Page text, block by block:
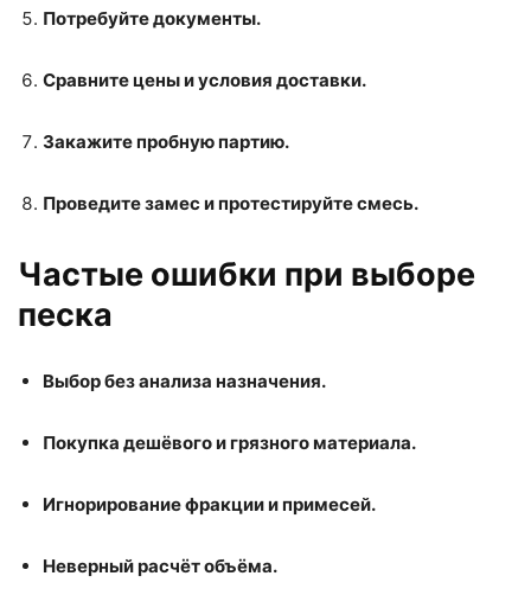
Потребуйте документы.
Сравните цены и условия доставки.
Закажите пробную партию.
Проведите замес и протестируйте смесь.
Частые ошибки при выборе
песка
Выбор без анализа назначения.
Покупка дешёвого и грязного материала.
Игнорирование фракции и примесей.
Неверный расчёт объёма.